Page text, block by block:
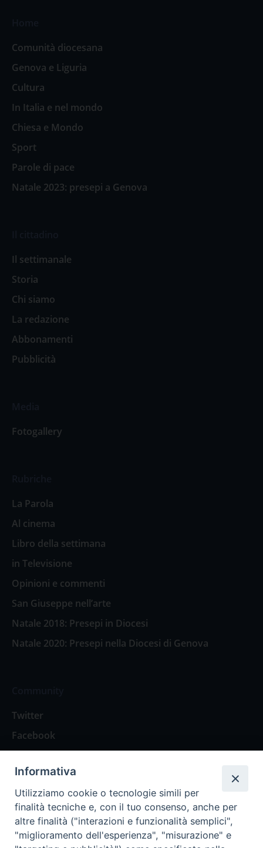
Comunità diocesana
Genova e Liguria
Cultura
In Italia e nel mondo
Chiesa e Mondo
Sport
Parole di pace
Natale 2023: presepi a Genova
Il settimanale
Storia
Chi siamo
La redazione
Abbonamenti
Pubblicità
Fotogallery
La Parola
Al cinema
Libro della settimana
in Televisione
Opinioni e commenti
San Giuseppe nell’arte
Natale 2018: Presepi in Diocesi
Natale 2020: Presepi nella Diocesi di Genova
Twitter
Facebook
Contattaci
Spazio Lettori
Eventi
Informativa
Utilizziamo cookie o tecnologie simili per
finalità tecniche e, con il tuo consenso, anche per
altre finalità ("interazioni e funzionalità semplici",
"miglioramento dell'esperienza", "misurazione" e